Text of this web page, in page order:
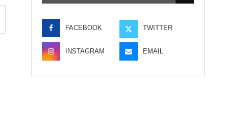
FACEBOOK TWITTER
INSTAGRAM EMAIL